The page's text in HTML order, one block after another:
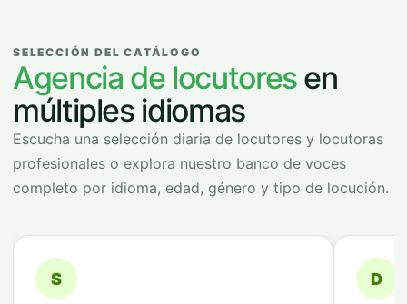
SELECCIÓN DEL CATÁLOGO
Agencia de locutoresen
múltiples idiomas
Escucha una selección diaria de locutores y locutoras
profesionales o explora nuestro banco de voces
completo por idioma, edad, género y tipo de locución.
S D